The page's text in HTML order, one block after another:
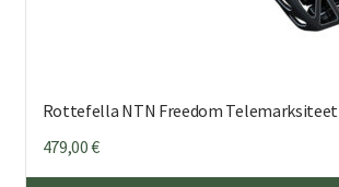
Rottefella NTN Freedom Telemarksiteet
479,00€